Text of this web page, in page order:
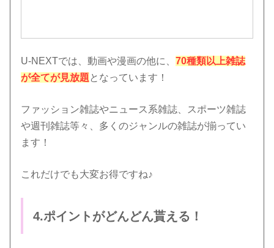
U-NEXTでは、動画や漫画の他に、70種類以上雑誌
が全てが見放題 となっています！
ファッション雑誌やニュース系雑誌、スポーツ雑誌
や週刊雑誌等々、多くのジャンルの雑誌が揃ってい
ます！
これだけでも大変お得ですね♪
4.ポイントがどんどん貰える！